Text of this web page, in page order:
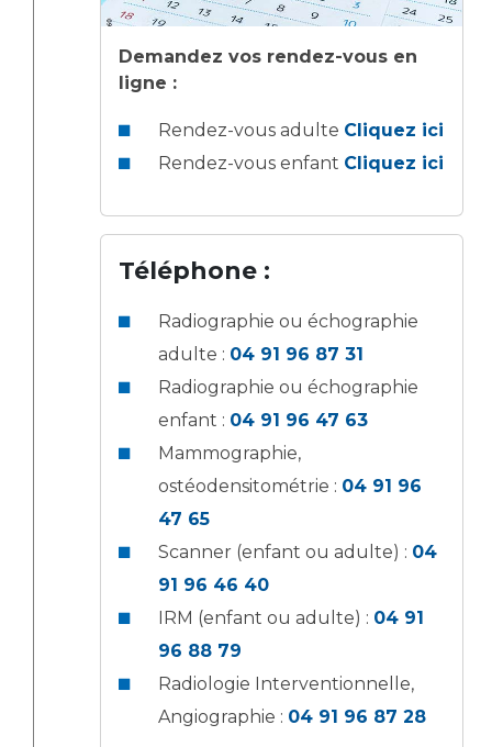
Salon des familles
Vos droits, vos devoirs
Handicap
Handi 13
Pôle Médecine Physique et Réadaptation
Accueil sourds et malentendants
Mouvement Parcours Handicap 13
Activité physique
Médecine nucléaire
Les structures de recherche
Écoles et Instituts de Formation
Plateforme des internes
Professionnels de santé
Adresser un patient
Réseaux de soins
Adresser un examen au Laboratoire de Biologie
Radiologie / Imagerie
Cancérologie
Les pôles d'activité médicale
Anatomie et Cytologie Pathologiques
Adresser un examen au Laboratoire d'Infectiologie
Centres de référence Maladies Rares
Plateforme d'Expertise Maladies Rares
Presse / Multimédia
Demandez vos rendez-vous en
ligne :
Rendez-vous adulte Cliquez ici
Rendez-vous enfant Cliquez ici
Téléphone :
Radiographie ou échographie
adulte : 04 91 96 87 31
Radiographie ou échographie
enfant : 04 91 96 47 63
Mammographie,
ostéodensitométrie : 04 91 96
47 65
Scanner (enfant ou adulte) : 04
91 96 46 40
IRM (enfant ou adulte) : 04 91
96 88 79
Radiologie Interventionnelle,
Angiographie : 04 91 96 87 28